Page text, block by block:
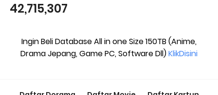
42,715,307
Ingin Beli Database All in one Size 150TB (Anime,
Drama Jepang, Game PC, Software Dll)KlikDisini